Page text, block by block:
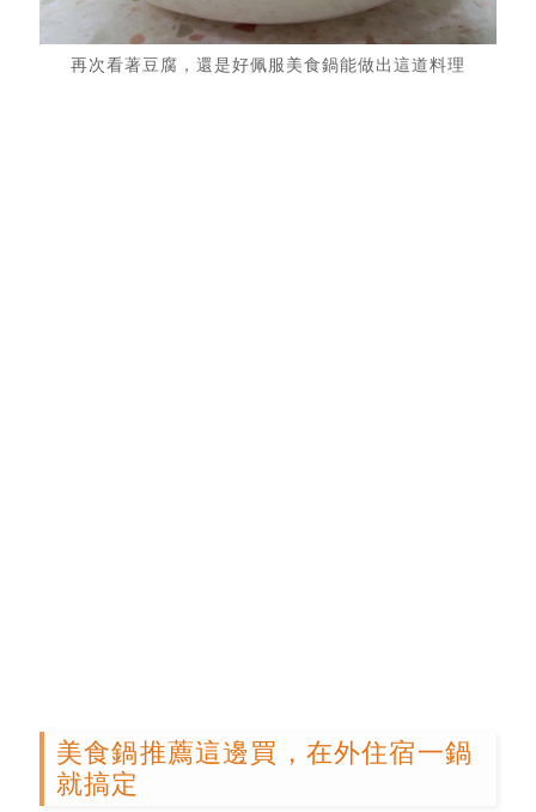
再次看著豆腐，還是好佩服美食鍋能做出這道料理
美食鍋推薦這邊買，在外住宿一鍋
就搞定